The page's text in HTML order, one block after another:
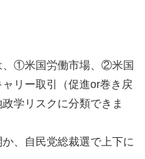
、①米国労働市場、②米国
リー取引（促進or巻き戻
学リスクに分類できま
、自民党総裁選で上下に